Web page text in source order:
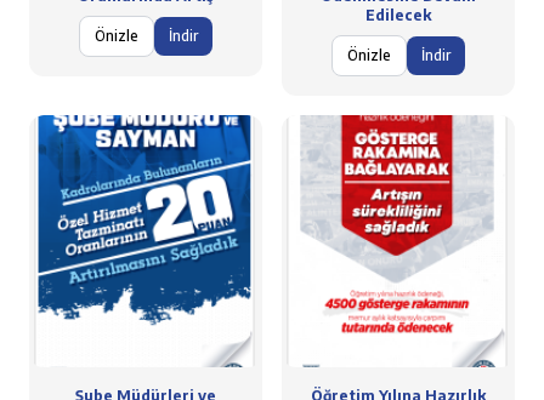
Önizle İndir
Edilecek
Önizle İndir
Şube Müdürleri ve
Öğretim Yılına Hazırlık